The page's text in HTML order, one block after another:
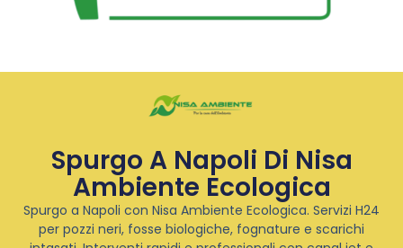
Spurgo A Napoli Di Nisa
Ambiente Ecologica
Spurgo a Napoli con Nisa Ambiente Ecologica. Servizi H24
per pozzi neri, fosse biologiche, fognature e scarichi